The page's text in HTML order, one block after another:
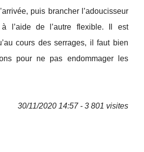
puis brancher l’adoucisseur
l’aide de l’autre flexible. Il est
cours des serrages, il faut bien
pour ne pas endommager les
30/11/2020 14:57 - 3 801 visites